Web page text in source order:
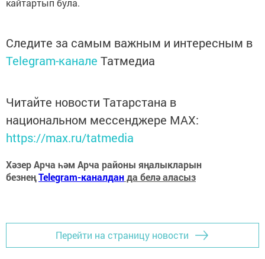
кайтартып була.
Следите за самым важным и интересным в
Telegram-канале Татмедиа
Читайте новости Татарстана в
национальном мессенджере MАХ:
https://max.ru/tatmedia
Хәзер Арча һәм Арча районы яңалыкларын
безнеңTelegram-каналданда белә аласыз
Перейти на страницу новости